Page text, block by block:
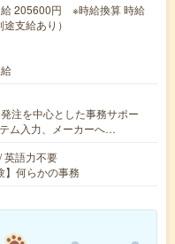
給 205600円 ※時給換算 時給
支給あり）
注を中心とした事務サポー
ム入力、メーカーへ…
英語力不要
】何らかの事務